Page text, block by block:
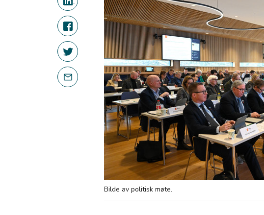
Bilde av politisk møte.